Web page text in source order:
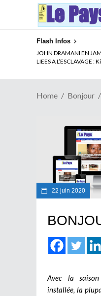
Flash Infos
JOHN DRAMANI EN
LIEES A L’ESCLAVAGE
Home Bonjour
22 juin 2020
Avec la
installée, la